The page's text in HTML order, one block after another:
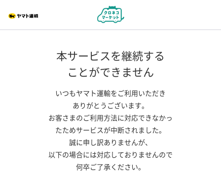
本サービスを継続する
ことができません
いつもヤマト運輸をご利用いただき
ありがとうございます。
お客さまのご利用方法に対応できなかっ
たためサービスが中断されました。
誠に申し訳ありませんが、
以下の場合には対応しておりませんので
何卒ご了承ください。